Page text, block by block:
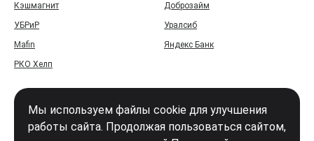
Кэшмагнит
Доброзайм
УБРиР
Уралсиб
Mafin
Яндекс Банк
РКО Хелп
Мы используем файлы cookie для улучшения
работы сайта. Продолжая пользоваться сайтом,